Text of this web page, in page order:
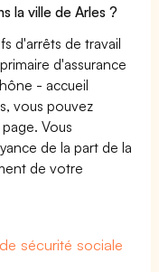
la ville de Arles ?
d'arrêts de travail
d'assurance
- accueil
vous pouvez
Vous
de la part de la
de votre
sécurité sociale